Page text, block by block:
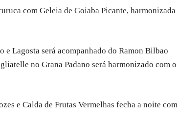
com Geleia de Goiaba Picante, harmonizada
Lagosta será acompanhado do Ramon Bilbao
no Grana Padano será harmonizado com o
e Calda de Frutas Vermelhas fecha a noite com